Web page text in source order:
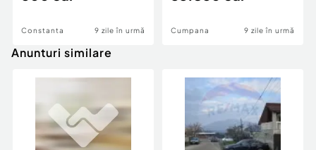
Constanta 9 zile în urmă Cumpana 9 zile în urmă
Anunturi similare